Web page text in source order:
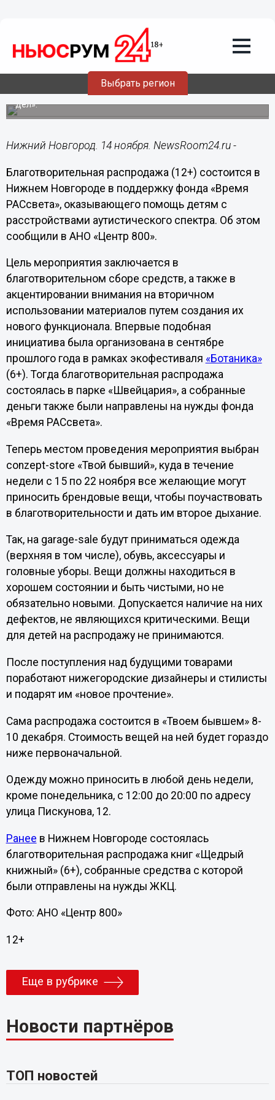
Выбрать регион
Центр 800 проведет
благотворительную распродажу в
поддержку фонда «Время РАСсвета»
Мероприятие состоится в рамках проекта «800 добрых
дел».
Нижний Новгород. 14 ноября. NewsRoom24.ru -
Благотворительная распродажа (12+) состоится в
Нижнем Новгороде в поддержку фонда «Время
РАСсвета», оказывающего помощь детям с
расстройствами аутистического спектра. Об этом
сообщили в АНО «Центр 800».
Цель мероприятия заключается в
благотворительном сборе средств, а также в
акцентировании внимания на вторичном
использовании материалов путем создания их
нового функционала. Впервые подобная
инициатива была организована в сентябре
прошлого года в рамках экофестиваля «Ботаника»
(6+). Тогда благотворительная распродажа
состоялась в парке «Швейцария», а собранные
деньги также были направлены на нужды фонда
«Время РАСсвета».
Теперь местом проведения мероприятия выбран
conzept-store «Твой бывший», куда в течение
недели с 15 по 22 ноября все желающие могут
приносить брендовые вещи, чтобы поучаствовать
в благотворительности и дать им второе дыхание.
Так, на garage-sale будут приниматься одежда
(верхняя в том числе), обувь, аксессуары и
головные уборы. Вещи должны находиться в
хорошем состоянии и быть чистыми, но не
обязательно новыми. Допускается наличие на них
дефектов, не являющихся критическими. Вещи
для детей на распродажу не принимаются.
После поступления над будущими товарами
поработают нижегородские дизайнеры и стилисты
и подарят им «новое прочтение».
Сама распродажа состоится в «Твоем бывшем» 8-
10 декабря. Стоимость вещей на ней будет гораздо
ниже первоначальной.
Одежду можно приносить в любой день недели,
кроме понедельника, с 12:00 до 20:00 по адресу
улица Пискунова, 12.
Ранее в Нижнем Новгороде состоялась
благотворительная распродажа книг «Щедрый
книжный» (6+), собранные средства с которой
были отправлены на нужды ЖКЦ.
Фото: АНО «Центр 800»
12+
Еще в рубрике
Новости партнёров
ТОП новостей